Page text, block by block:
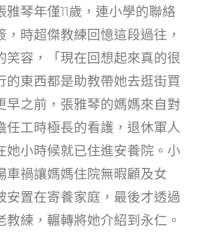
琴年僅11歲，連小學的聯絡
，時超傑教練回憶這段過往，
笑容，「現在回想起來真的很
的東西都是助教帶她去逛街買
早之前，張雅琴的媽媽來自對
任工時極長的看護，退休軍人
她小時候就已住進安養院。小
車禍讓媽媽住院無暇顧及女
安置在寄養家庭，最後才透過
教練，輾轉將她介紹到永仁。